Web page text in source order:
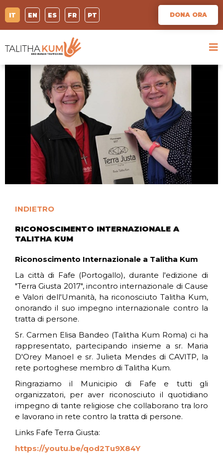
IT EN ES FR PT DONA ORA
INDIETRO
RICONOSCIMENTO INTERNAZIONALE A
TALITHA KUM
Riconoscimento Internazionale a Talitha Kum
La città di Fafe (Portogallo), durante l'edizione di
"Terra Giusta 2017", incontro internazionale di Cause
e Valori dell'Umanità, ha riconosciuto Talitha Kum,
onorando il suo impegno internazionale contro la
tratta di persone.
Sr. Carmen Elisa Bandeo (Talitha Kum Roma) ci ha
rappresentato, partecipando insieme a sr. Maria
D'Orey Manoel e sr. Julieta Mendes di CAVITP, la
rete portoghese membro di Talitha Kum.
Ringraziamo il Municipio di Fafe e tutti gli
organizzatori, per aver riconosciuto il quotidiano
impegno di tante religiose che collaborano tra loro
e lavorano in rete contro la tratta di persone.
Links Fafe Terra Giusta:
https://youtu.be/qod2Tu9X84Y